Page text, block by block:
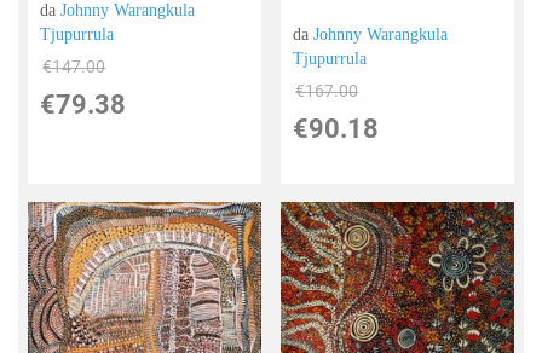
daJohnny Warangkula
Tjupurrula
€147.00
€79.38
daJohnny Warangkula
Tjupurrula
€167.00
€90.18